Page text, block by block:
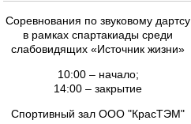
Соревнования по звуковому дартсу
в рамках спартакиады среди
слабовидящих «Источник жизни»
10:00 – начало;
14:00 – закрытие
Спортивный зал ООО "КрасТЭМ"